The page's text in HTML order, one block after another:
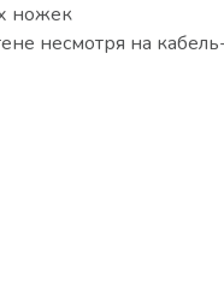
ножек
несмотря на